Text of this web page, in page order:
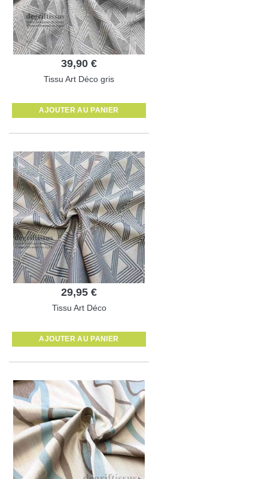
39,90 €
Tissu Art Déco gris
AJOUTER AU PANIER
29,95 €
Tissu Art Déco
AJOUTER AU PANIER